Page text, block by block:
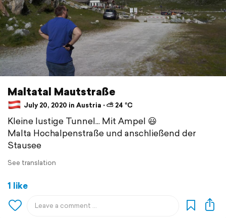
Maltatal Mautstraße
July 20, 2020 in Austria ⋅ ⛅ 24 °C
Kleine lustige Tunnel... Mit Ampel 😃
Malta Hochalpenstraße und anschließend der
Stausee
See translation
1 like